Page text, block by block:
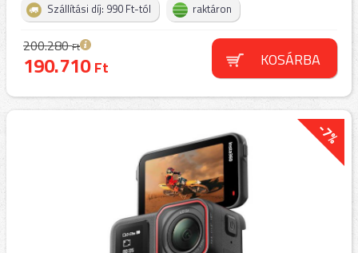
Szállítási díj: 990 Ft-tól raktáron
200.280Ft
190.710Ft KOSÁRBA
-7%